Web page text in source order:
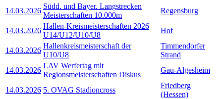
14.03.2026
Südd. und Bayer. Langstrecken
Meisterschaften 10.000m
Regensburg
14.03.2026
Hallen-Kreismeisterschaften 2026
U14/U12/U10/U8
Hof
14.03.2026
Hallenkreismeisterschaft der
U10/U8
Timmendorfer
Strand
14.03.2026
LAV Werfertag mit
Regionsmeisterschaften Diskus
Gau-Algesheim
14.03.2026 5. OVAG Stadioncross
Friedberg
(Hessen)